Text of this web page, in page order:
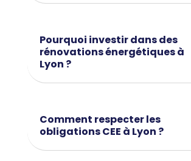
Pourquoi investir dans des
rénovations énergétiques à
Lyon ?
Comment respecter les
obligations CEE à Lyon ?